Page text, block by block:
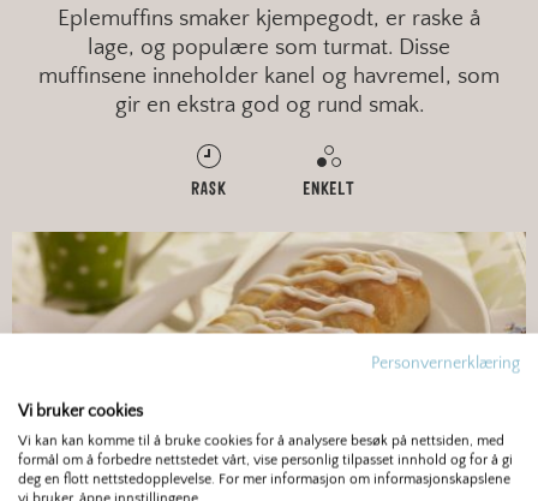
Eplemuffins smaker kjempegodt, er raske å
lage, og populære som turmat. Disse
muffinsene inneholder kanel og havremel, som
gir en ekstra god og rund smak.
RASK ENKELT
Personvernerklæring
Vi bruker cookies
Vi kan kan komme til å bruke cookies for å analysere besøk på nettsiden, med
formål om å forbedre nettstedet vårt, vise personlig tilpasset innhold og for å gi
deg en flott nettstedopplevelse. For mer informasjon om informasjonskapslene